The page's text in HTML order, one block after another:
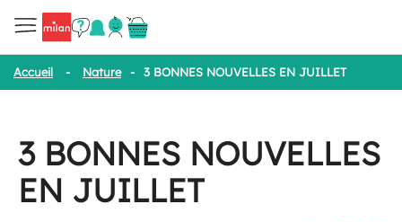
Accueil - Nature - 3 BONNES NOUVELLES EN JUILLET
3 BONNES NOUVELLES
EN JUILLET